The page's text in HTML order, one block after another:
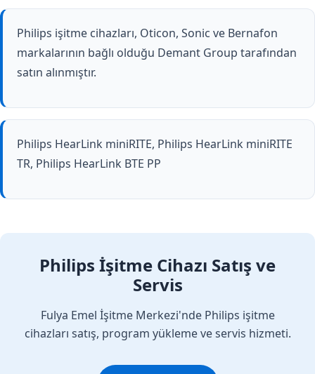
Philips işitme cihazları, Oticon, Sonic ve Bernafon
markalarının bağlı olduğu Demant Group tarafından
satın alınmıştır.
Philips HearLink miniRITE, Philips HearLink miniRITE
TR, Philips HearLink BTE PP
Philips İşitme Cihazı Satış ve
Servis
Fulya Emel İşitme Merkezi'nde Philips işitme
cihazları satış, program yükleme ve servis hizmeti.